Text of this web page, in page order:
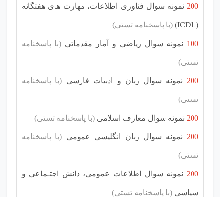
200 نمونه سوال فناوری اطلاعات، مهارت های هفتگانه
(ICDL) (با پاسخنامه تستی)
100 نمونه سوال ریاضی و آمار مقدماتی (با پاسخنامه
تستی)
200 نمونه سوال زبان و ادبیات فارسی (با پاسخنامه
تستی)
200 نمونه سوال معارف اسلامی (با پاسخنامه تستی)
200 نمونه سوال زبان انگلیسی عمومی (با پاسخنامه
تستی)
200 نمونه سوال اطلاعات عمومی، دانش اجتـماعی و
سیاسی (با پاسخنامه تستی)